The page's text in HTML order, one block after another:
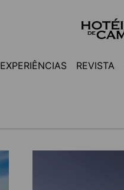
EXPERIÊNCIAS REVISTA